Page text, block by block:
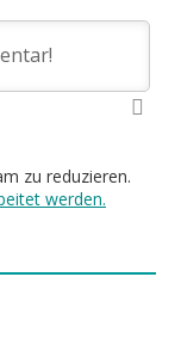
zu reduzieren.
werden.